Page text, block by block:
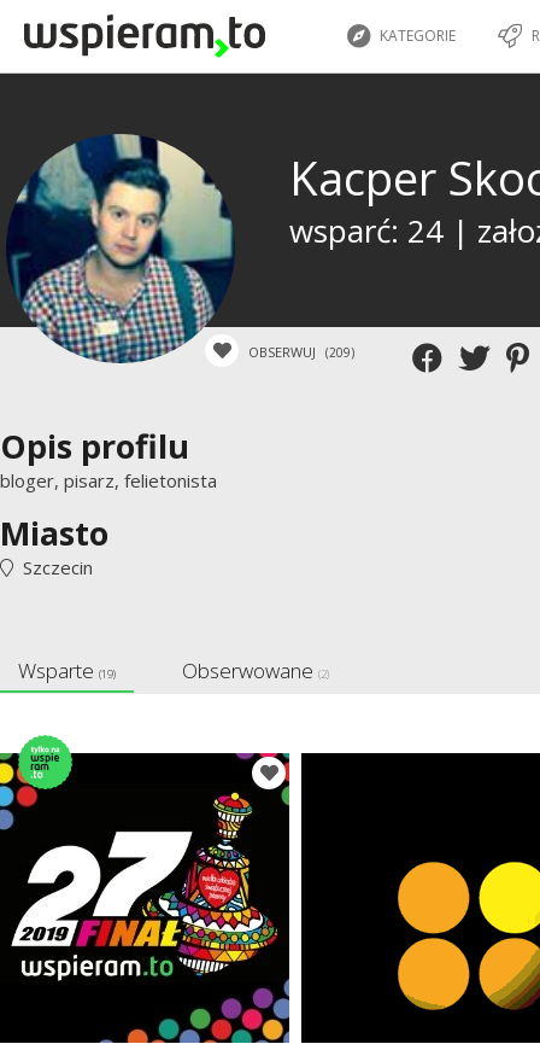
KATEGORIE
Kacper
wsparć: 24 |
OBSERWUJ (209)
Opis profilu
bloger, pisarz, felietonista
Miasto
Szczecin
Wsparte (19) Obserwowane (2)